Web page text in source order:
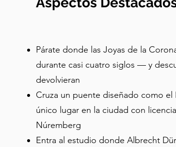
Párate donde las Joyas de la
durante casi cuatro siglos — y
devolvieran
Cruza un puente diseñado como el
único lugar en la ciudad con
Núremberg
Entra al estudio donde Albrecht